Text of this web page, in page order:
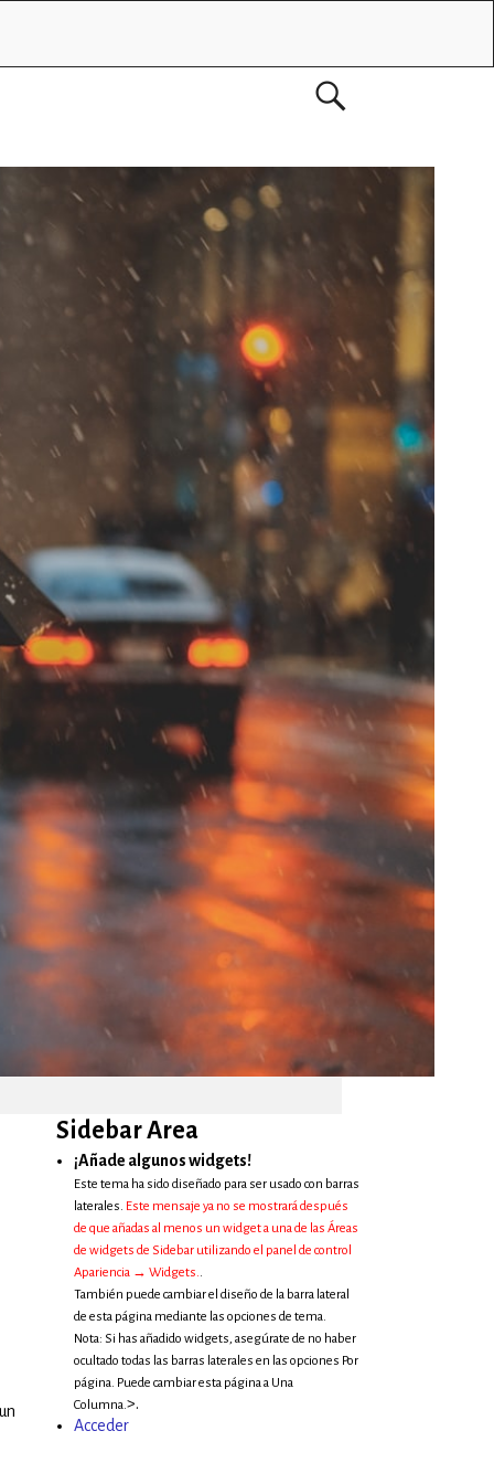
Sidebar Area
¡Añade algunos widgets!
Este tema ha sido diseñado para ser usado con barras
laterales. Este mensaje ya no se mostrará después
de que añadas al menos un widget a una de las Áreas
de widgets de Sidebar utilizando el panel de control
Apariencia → Widgets..
También puede cambiar el diseño de la barra lateral
de esta página mediante las opciones de tema.
Nota: Si has añadido widgets, asegúrate de no haber
ocultado todas las barras laterales en las opciones Por
página. Puede cambiar esta página a Una
Columna.>.
Acceder